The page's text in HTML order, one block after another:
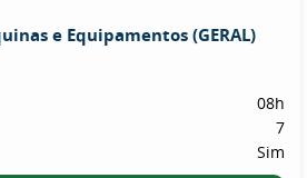
e Equipamentos (GERAL)
08h
7
Sim